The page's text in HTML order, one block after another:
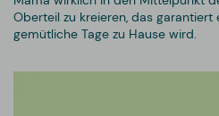
Oberteil zu kreieren, das
gemütliche Tage zu Hause wird.